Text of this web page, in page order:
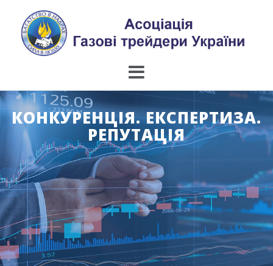
content
КОНКУРЕНЦІЯ. ЕКСПЕРТИЗА.
РЕПУТАЦІЯ